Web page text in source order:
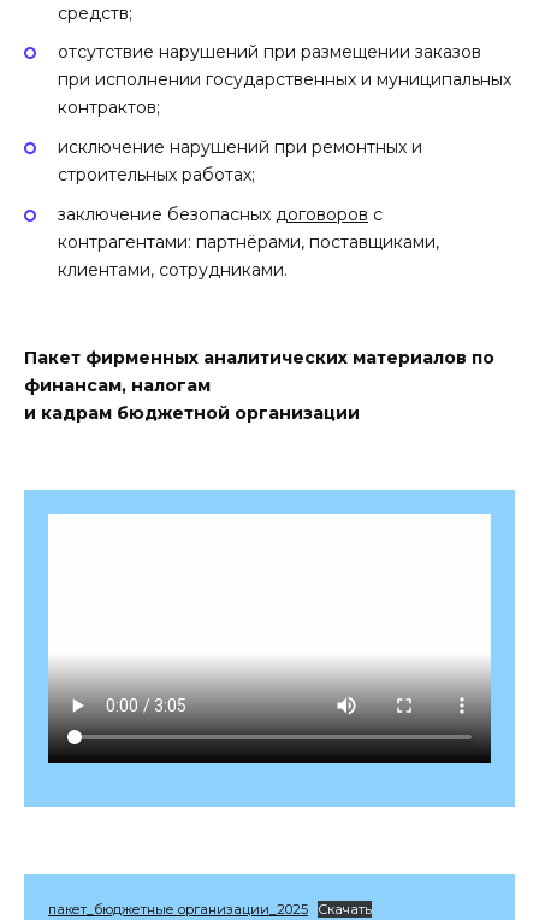
средств;
отсутствие нарушений при размещении заказов
при исполнении государственных и муниципальных
контрактов;
исключение нарушений при ремонтных и
строительных работах;
заключение безопасных договоров с
контрагентами: партнёрами, поставщиками,
клиентами, сотрудниками.
Пакет фирменных аналитических материалов по
финансам, налогам
и кадрам бюджетной организации
пакет_бюджетные организации_2025 Скачать